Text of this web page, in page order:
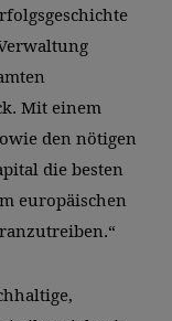
Mit einem
den nötigen
die besten
europäischen